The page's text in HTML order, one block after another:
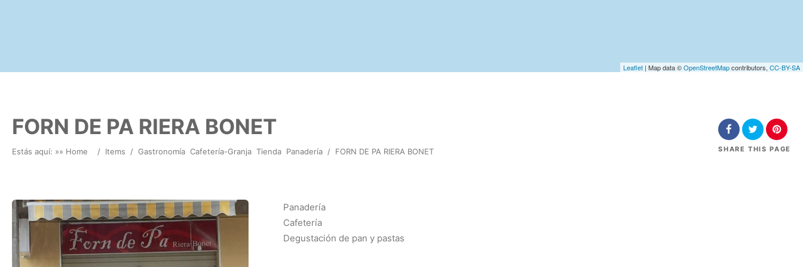
Leaflet | Map data ©OpenStreetMapcontributors, CC-BY-SA
FORN DE PA RIERA BONET
Estás aquí: »» Home / Items / Gastronomía Cafetería-Granja Tienda Panadería / FORN DE PA RIERA BONET SHARE THIS PAGE
Panadería
Cafetería
Degustación de pan y pastas